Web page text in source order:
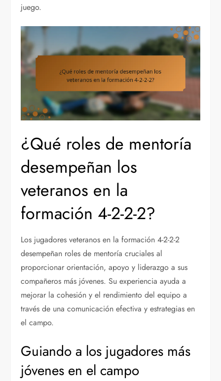
juego.
¿Qué roles de mentoría
desempeñan los
veteranos en la
formación 4-2-2-2?
Los jugadores veteranos en la formación 4-2-2-2
desempeñan roles de mentoría cruciales al
proporcionar orientación, apoyo y liderazgo a sus
compañeros más jóvenes. Su experiencia ayuda a
mejorar la cohesión y el rendimiento del equipo a
través de una comunicación efectiva y estrategias en
el campo.
Guiando a los jugadores más
jóvenes en el campo